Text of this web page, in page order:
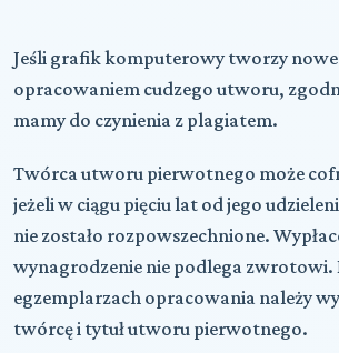
Jeśli grafik komputerowy tworzy nowe
opracowaniem cudzego utworu,
mamy do czynienia z plagiatem.
Twórca utworu pierwotnego może
jeżeli w ciągu pięciu lat od jego
nie zostało rozpowszechnione.
wynagrodzenie nie podlega zwrotowi.
egzemplarzach opracowania należy
twórcę i tytuł utworu pierwotnego.